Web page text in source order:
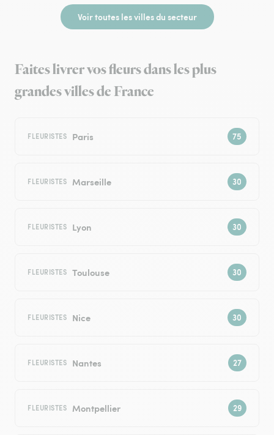
Voir toutes les villes du secteur
Faites livrer vos fleurs dans les plus
grandes villes de France
FLEURISTES Paris
FLEURISTES Marseille
FLEURISTES Lyon
FLEURISTES Toulouse
FLEURISTES Nice
FLEURISTES Nantes
FLEURISTES Montpellier